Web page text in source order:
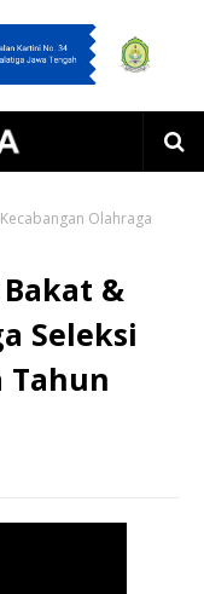
Olahraga
Bakat &
Seleksi
Tahun